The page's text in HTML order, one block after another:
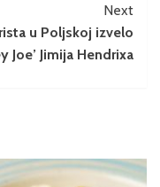
Next
u Poljskoj izvelo
Joe’ Jimija Hendrixa